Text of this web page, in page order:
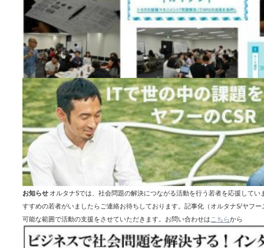
お知らせ オルタナSでは、社会問題の解決につながる活動を行う若者を応援して
すすめの若者がいましたらご連絡お待ちしております。記事化（オルタナS/ヤフ
可能な範囲で活動の支援をさせていただきます。お問い合わせは こちらから